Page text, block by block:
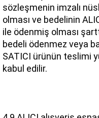
sözleşmenin imzalı
olması ve bedelinin
ile ödenmiş olması
bedeli ödenmez veya
SATICI ürünün teslimi
kabul edilir.